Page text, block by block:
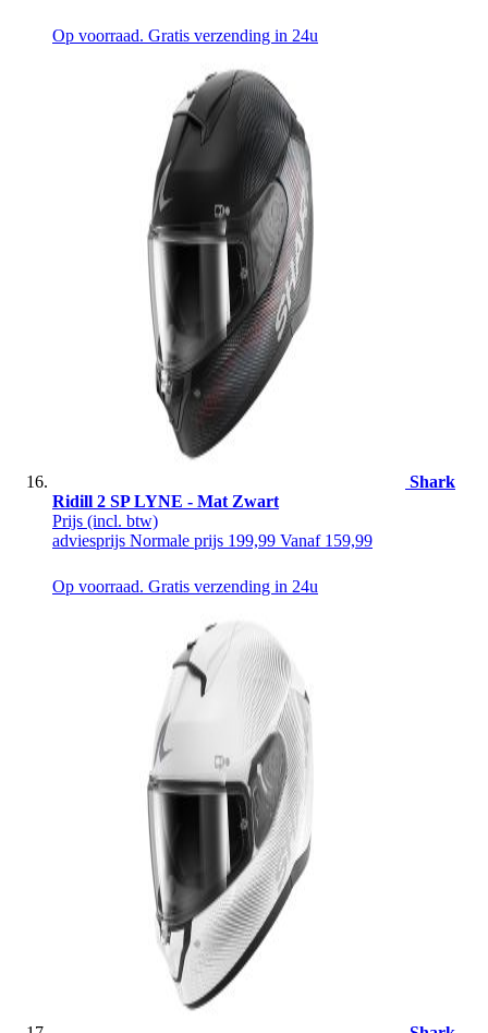
Op voorraad. Gratis verzending in 24u
Shark
Ridill 2 SP LYNE - Mat Zwart
Prijs (incl. btw)
adviesprijs Normale prijs 199,99 Vanaf 159,99
Op voorraad. Gratis verzending in 24u